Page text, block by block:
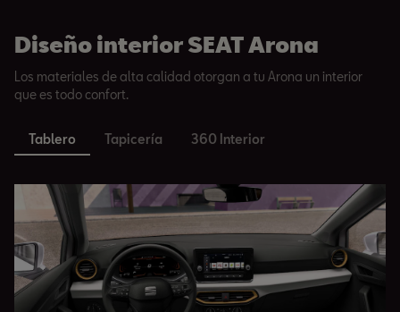
Diseño interior SEAT Arona
Reference
Los materiales de alta calidad otorgan a tu Arona un interior
que es todo confort.
Tablero Tapicería 360 Interior